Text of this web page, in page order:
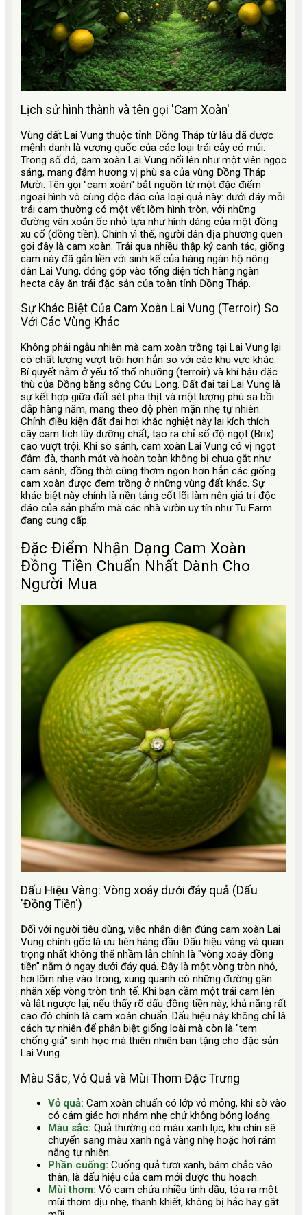
Lịch sử hình thành và tên gọi 'Cam Xoàn'
Vùng đất Lai Vung thuộc tỉnh Đồng Tháp từ lâu đã được
mệnh danh là vương quốc của các loại trái cây có múi.
Trong số đó, cam xoàn Lai Vung nổi lên như một viên ngọc
sáng, mang đậm hương vị phù sa của vùng Đồng Tháp
Mười. Tên gọi "cam xoàn" bắt nguồn từ một đặc điểm
ngoại hình vô cùng độc đáo của loại quả này: dưới đáy mỗi
trái cam thường có một vết lõm hình tròn, với những
đường vân xoắn ốc nhỏ tựa như hình dáng của một đồng
xu cổ (đồng tiền). Chính vì thế, người dân địa phương quen
gọi đây là cam xoàn. Trải qua nhiều thập kỷ canh tác, giống
cam này đã gắn liền với sinh kế của hàng ngàn hộ nông
dân Lai Vung, đóng góp vào tổng diện tích hàng ngàn
hecta cây ăn trái đặc sản của toàn tỉnh Đồng Tháp.
Sự Khác Biệt Của Cam Xoàn Lai Vung (Terroir) So
Với Các Vùng Khác
Không phải ngẫu nhiên mà cam xoàn trồng tại Lai Vung lại
có chất lượng vượt trội hơn hẳn so với các khu vực khác.
Bí quyết nằm ở yếu tố thổ nhưỡng (terroir) và khí hậu đặc
thù của Đồng bằng sông Cửu Long. Đất đai tại Lai Vung là
sự kết hợp giữa đất sét pha thịt và một lượng phù sa bồi
đắp hàng năm, mang theo độ phèn mặn nhẹ tự nhiên.
Chính điều kiện đất đai hơi khắc nghiệt này lại kích thích
cây cam tích lũy dưỡng chất, tạo ra chỉ số độ ngọt (Brix)
cao vượt trội. Khi so sánh, cam xoàn Lai Vung có vị ngọt
đậm đà, thanh mát và hoàn toàn không bị chua gắt như
cam sành, đồng thời cũng thơm ngon hơn hẳn các giống
cam xoàn được đem trồng ở những vùng đất khác. Sự
khác biệt này chính là nền tảng cốt lõi làm nên giá trị độc
đáo của sản phẩm mà các nhà vườn uy tín như Tu Farm
đang cung cấp.
Đặc Điểm Nhận Dạng Cam Xoàn
Đồng Tiền Chuẩn Nhất Dành Cho
Người Mua
Dấu Hiệu Vàng: Vòng xoáy dưới đáy quả (Dấu
'Đồng Tiền')
Đối với người tiêu dùng, việc nhận diện đúng cam xoàn Lai
Vung chính gốc là ưu tiên hàng đầu. Dấu hiệu vàng và quan
trọng nhất không thể nhầm lẫn chính là "vòng xoáy đồng
tiền" nằm ở ngay dưới đáy quả. Đây là một vòng tròn nhỏ,
hơi lõm nhẹ vào trong, xung quanh có những đường gân
nhăn xếp vòng tròn tinh tế. Khi bạn cầm một trái cam lên
và lật ngược lại, nếu thấy rõ dấu đồng tiền này, khả năng rất
cao đó chính là cam xoàn chuẩn. Dấu hiệu này không chỉ là
cách tự nhiên để phân biệt giống loài mà còn là "tem
chống giả" sinh học mà thiên nhiên ban tặng cho đặc sản
Lai Vung.
Màu Sắc, Vỏ Quả và Mùi Thơm Đặc Trưng
Vỏ quả: Cam xoàn chuẩn có lớp vỏ mỏng, khi sờ vào
có cảm giác hơi nhám nhẹ chứ không bóng loáng.
Màu sắc: Quả thường có màu xanh lục, khi chín sẽ
chuyển sang màu xanh ngả vàng nhẹ hoặc hơi rám
nắng tự nhiên.
Phần cuống: Cuống quả tươi xanh, bám chắc vào
thân, là dấu hiệu của cam mới được thu hoạch.
Mùi thơm: Vỏ cam chứa nhiều tinh dầu, tỏa ra một
mùi thơm dịu nhẹ, thanh khiết, không bị hắc hay gắt